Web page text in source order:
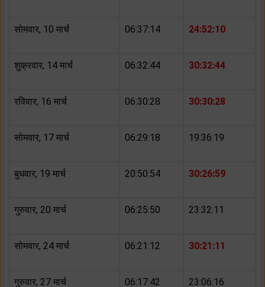
सोमवार, 10 मार्च 06:37:14 24:52:10
शुक्रवार, 14 मार्च 06:32:44 30:32:44
रविवार, 16 मार्च 06:30:28 30:30:28
सोमवार, 17 मार्च 06:29:18 19:36:19
बुधवार, 19 मार्च 20:50:54 30:26:59
गुरुवार, 20 मार्च 06:25:50 23:32:11
सोमवार, 24 मार्च 06:21:12 30:21:11
गुरुवार, 27 मार्च 06:17:42 23:06:16